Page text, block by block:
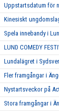
Uppstartsdatum för
Kinesiskt
Spela innebandy i
LUND COMEDY
Lundalägret i
Fler framgångar i
Nystartsveckor på
Stora framgångar i